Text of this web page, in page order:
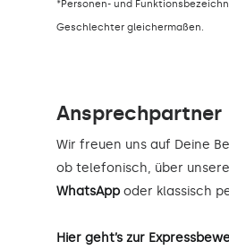
*Personen- und
Geschlechter gleichermaßen.
Ansprechpartner
Wir freuen uns auf Deine
ob telefonisch, über unsere
WhatsApp oder klassisch
Hier geht’s zur